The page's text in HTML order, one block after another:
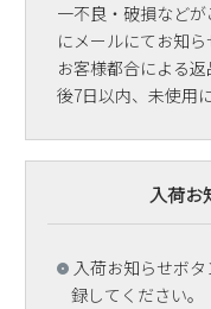
一不良・破損など
にメールにてお知ら
お客様都合による
後7日以内、未使用
入荷お
入荷お知らせボ
録してください。